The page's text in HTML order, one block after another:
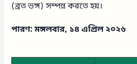
(ব্রত ভঙ্গ) সম্পন্ন করতে হয়।
পারণ: মঙ্গলবার, ১৪ এপ্রিল ২০২৬